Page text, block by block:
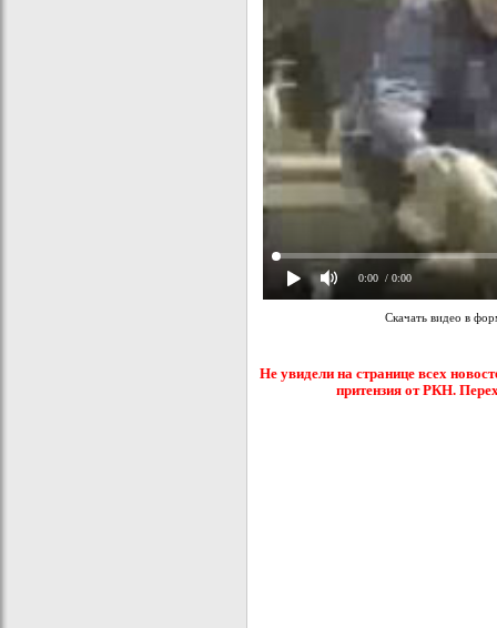
0:00 / 0:00
Скачать видео в
Не увидели на странице всех
притензия от РКН.